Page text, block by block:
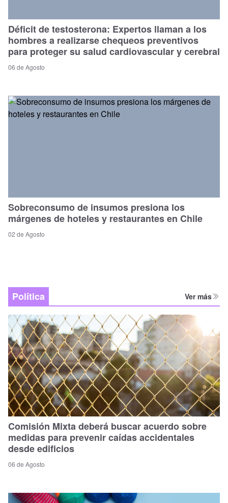
Déficit de testosterona: Expertos llaman a los
hombres a realizarse chequeos preventivos
para proteger su salud cardiovascular y cerebral
06 de Agosto
Sobreconsumo de insumos presiona los
márgenes de hoteles y restaurantes en Chile
02 de Agosto
Política Ver más
Comisión Mixta deberá buscar acuerdo sobre
medidas para prevenir caídas accidentales
desde edificios
06 de Agosto